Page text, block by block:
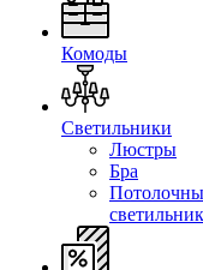
Комоды
Светильники
Люстры
Бра